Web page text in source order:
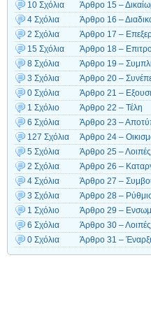
10 Σχόλια
Άρθρο 15 –
4 Σχόλια
Άρθρο 16 –
2 Σχόλια
Άρθρο 17 –
15 Σχόλια
Άρθρο 18 –
8 Σχόλια
Άρθρο 19 –
3 Σχόλια
Άρθρο 20 –
0 Σχόλια
Άρθρο 21 –
1 Σχόλιο
Άρθρο 22 – Τέλη
6 Σχόλια
Άρθρο 23 –
127 Σχόλια
Άρθρο 24 –
5 Σχόλια
Άρθρο 25 – Λοιπές
2 Σχόλια
Άρθρο 26 –
4 Σχόλια
Άρθρο 27 –
3 Σχόλια
Άρθρο 28 –
1 Σχόλιο
Άρθρο 29 –
6 Σχόλια
Άρθρο 30 – Λοιπές
0 Σχόλια
Άρθρο 31 –